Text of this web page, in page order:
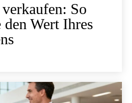
So
den Wert Ihres